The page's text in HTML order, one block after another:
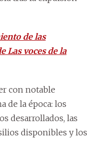
de las
Las voces de la
con notable
de la época: los
desarrollados, las
disponibles y los